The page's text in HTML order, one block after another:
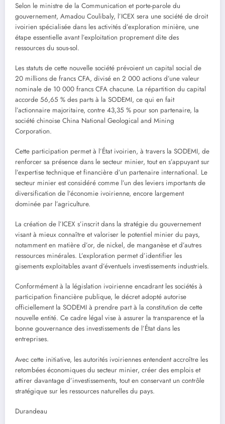
Selon le ministre de la Communication et porte-parole du
gouvernement, Amadou Coulibaly, l’ICEX sera une société de droit
ivoirien spécialisée dans les activités d’exploration minière, une
étape essentielle avant l’exploitation proprement dite des
ressources du sous-sol.
Les statuts de cette nouvelle société prévoient un capital social de
20 millions de francs CFA, divisé en 2 000 actions d’une valeur
nominale de 10 000 francs CFA chacune. La répartition du capital
accorde 56,65 % des parts à la SODEMI, ce qui en fait
l’actionnaire majoritaire, contre 43,35 % pour son partenaire, la
société chinoise China National Geological and Mining
Corporation.
Cette participation permet à l’État ivoirien, à travers la SODEMI, de
renforcer sa présence dans le secteur minier, tout en s’appuyant sur
l’expertise technique et financière d’un partenaire international. Le
secteur minier est considéré comme l’un des leviers importants de
diversification de l’économie ivoirienne, encore largement
dominée par l’agriculture.
La création de l’ICEX s’inscrit dans la stratégie du gouvernement
visant à mieux connaître et valoriser le potentiel minier du pays,
notamment en matière d’or, de nickel, de manganèse et d’autres
ressources minérales. L’exploration permet d’identifier les
gisements exploitables avant d’éventuels investissements industriels.
Conformément à la législation ivoirienne encadrant les sociétés à
participation financière publique, le décret adopté autorise
officiellement la SODEMI à prendre part à la constitution de cette
nouvelle entité. Ce cadre légal vise à assurer la transparence et la
bonne gouvernance des investissements de l’État dans les
entreprises.
Avec cette initiative, les autorités ivoiriennes entendent accroître les
retombées économiques du secteur minier, créer des emplois et
attirer davantage d’investissements, tout en conservant un contrôle
stratégique sur les ressources naturelles du pays.
Durandeau